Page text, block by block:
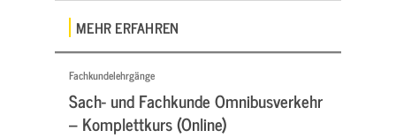
MEHR ERFAHREN
Fachkundelehrgänge
Sach- und Fachkunde Omnibusverkehr
– Komplettkurs (Online)